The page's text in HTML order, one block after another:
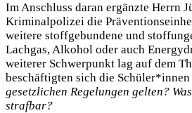
Im Anschluss daran ergänzte Herrn
Kriminalpolizei die
weitere stoffgebundene und
Lachgas, Alkohol oder auch
weiterer Schwerpunkt lag auf dem
beschäftigten sich die Schüler*innen
gesetzlichen Regelungen gelten?
strafbar?